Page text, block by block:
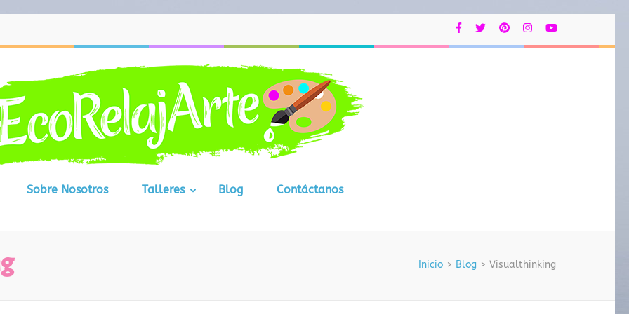
Sobre Nosotros Talleres Blog Contáctanos
Inicio > Blog > Visualthinking